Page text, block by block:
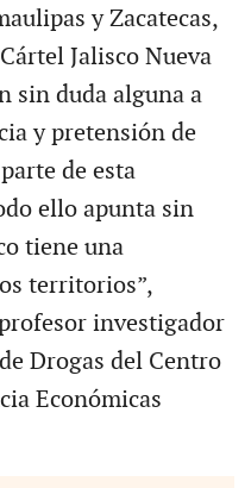
y Zacatecas,
Jalisco Nueva
sin duda alguna a
y pretensión de
de esta
ello apunta sin
tiene una
territorios”,
investigador
Drogas del Centro
Económicas